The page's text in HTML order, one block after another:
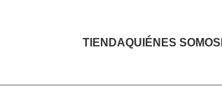
TIENDAQUIÉNES SOMOS